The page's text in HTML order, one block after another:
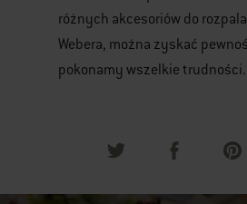
różnych akcesoriów do
Webera, można zyskać
pokonamy wszelkie trudności.